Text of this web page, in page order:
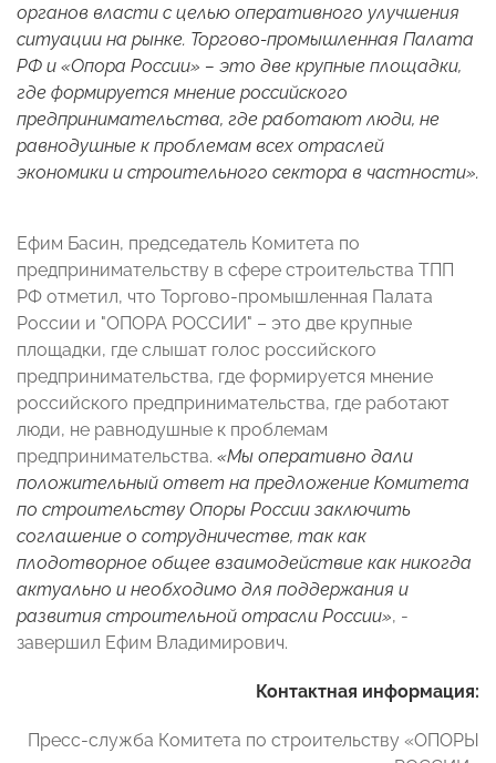
органов власти с целью оперативного улучшения
ситуации на рынке. Торгово-промышленная Палата
РФ и «Опора России» – это две крупные площадки,
где формируется мнение российского
предпринимательства, где работают люди, не
равнодушные к проблемам всех отраслей
экономики и строительного сектора в частности».
Ефим Басин, председатель Комитета по
предпринимательству в сфере строительства ТПП
РФ отметил, что Торгово-промышленная Палата
России и "ОПОРА РОССИИ" – это две крупные
площадки, где слышат голос российского
предпринимательства, где формируется мнение
российского предпринимательства, где работают
люди, не равнодушные к проблемам
предпринимательства. «Мы оперативно дали
положительный ответ на предложение Комитета
по строительству Опоры России заключить
соглашение о сотрудничестве, так как
плодотворное общее взаимодействие как никогда
актуально и необходимо для поддержания и
развития строительной отрасли России», -
завершил Ефим Владимирович.
Контактная информация:
Пресс-служба Комитета по строительству «ОПОРЫ